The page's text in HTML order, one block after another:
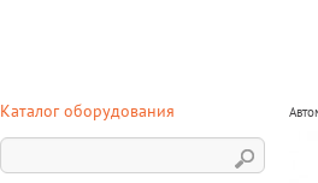
Каталог оборудования